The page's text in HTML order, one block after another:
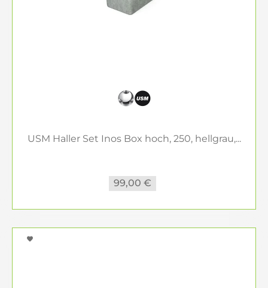
USM Haller Set Inos Box hoch, 250, hellgrau,...
99,00 €